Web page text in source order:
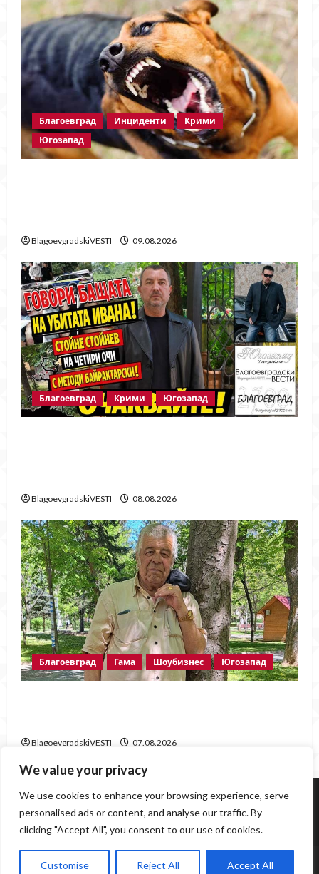
We value your privacy
We use cookies to enhance your browsing experience, serve
personalised ads or content, and analyse our traffic. By
clicking "Accept All", you consent to our use of cookies.
Customise Reject All Accept All
Благоевград Инциденти
Крими
Югозапад
BlagoevgradskiVESTI 09.08.2026
Благоевград Крими Югозапад
BlagoevgradskiVESTI 08.08.2026
Благоевград Гама Шоубизнес Югозапад
BlagoevgradskiVESTI 07.08.2026
Югозапад Благоевград Политика
Крими
Инциденти
Здраве Любопитно
Спорт
Образование
Грозни гледки
www.BlagoevgradskiVESTI.com / 0877559843,